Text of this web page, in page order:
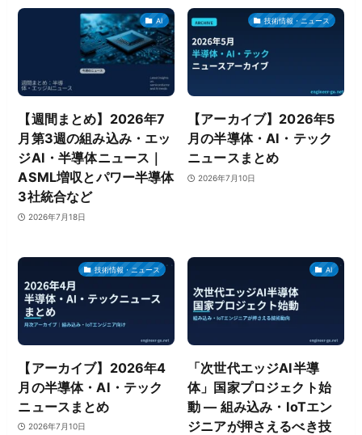
AI
【週間まとめ】2026年7
月第3週の組み込み・エッ
ジAI・半導体ニュース｜
ASML増収とパワー半導体
3社統合など
2026年7月18日
技術情報・ニュース
【アーカイブ】2026年5
月の半導体・AI・テック
ニュースまとめ
2026年7月10日
技術情報・ニュース
【アーカイブ】2026年4
月の半導体・AI・テック
ニュースまとめ
2026年7月10日
AI
「次世代エッジAI半導
体」国家プロジェクト始
動 ― 組み込み・IoTエン
ジニアが押さえるべき技